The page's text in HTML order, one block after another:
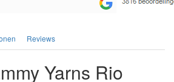
Reviews
Yarns Rio